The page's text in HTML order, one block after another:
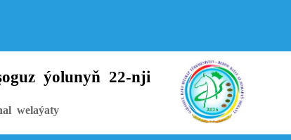
ýolunyň 22-nji
welaýaty